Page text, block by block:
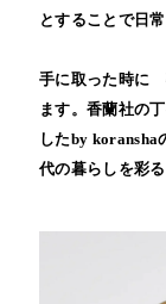
とすることで日
手に取った時に
ます。香蘭社の
したby
代の暮らしを彩る